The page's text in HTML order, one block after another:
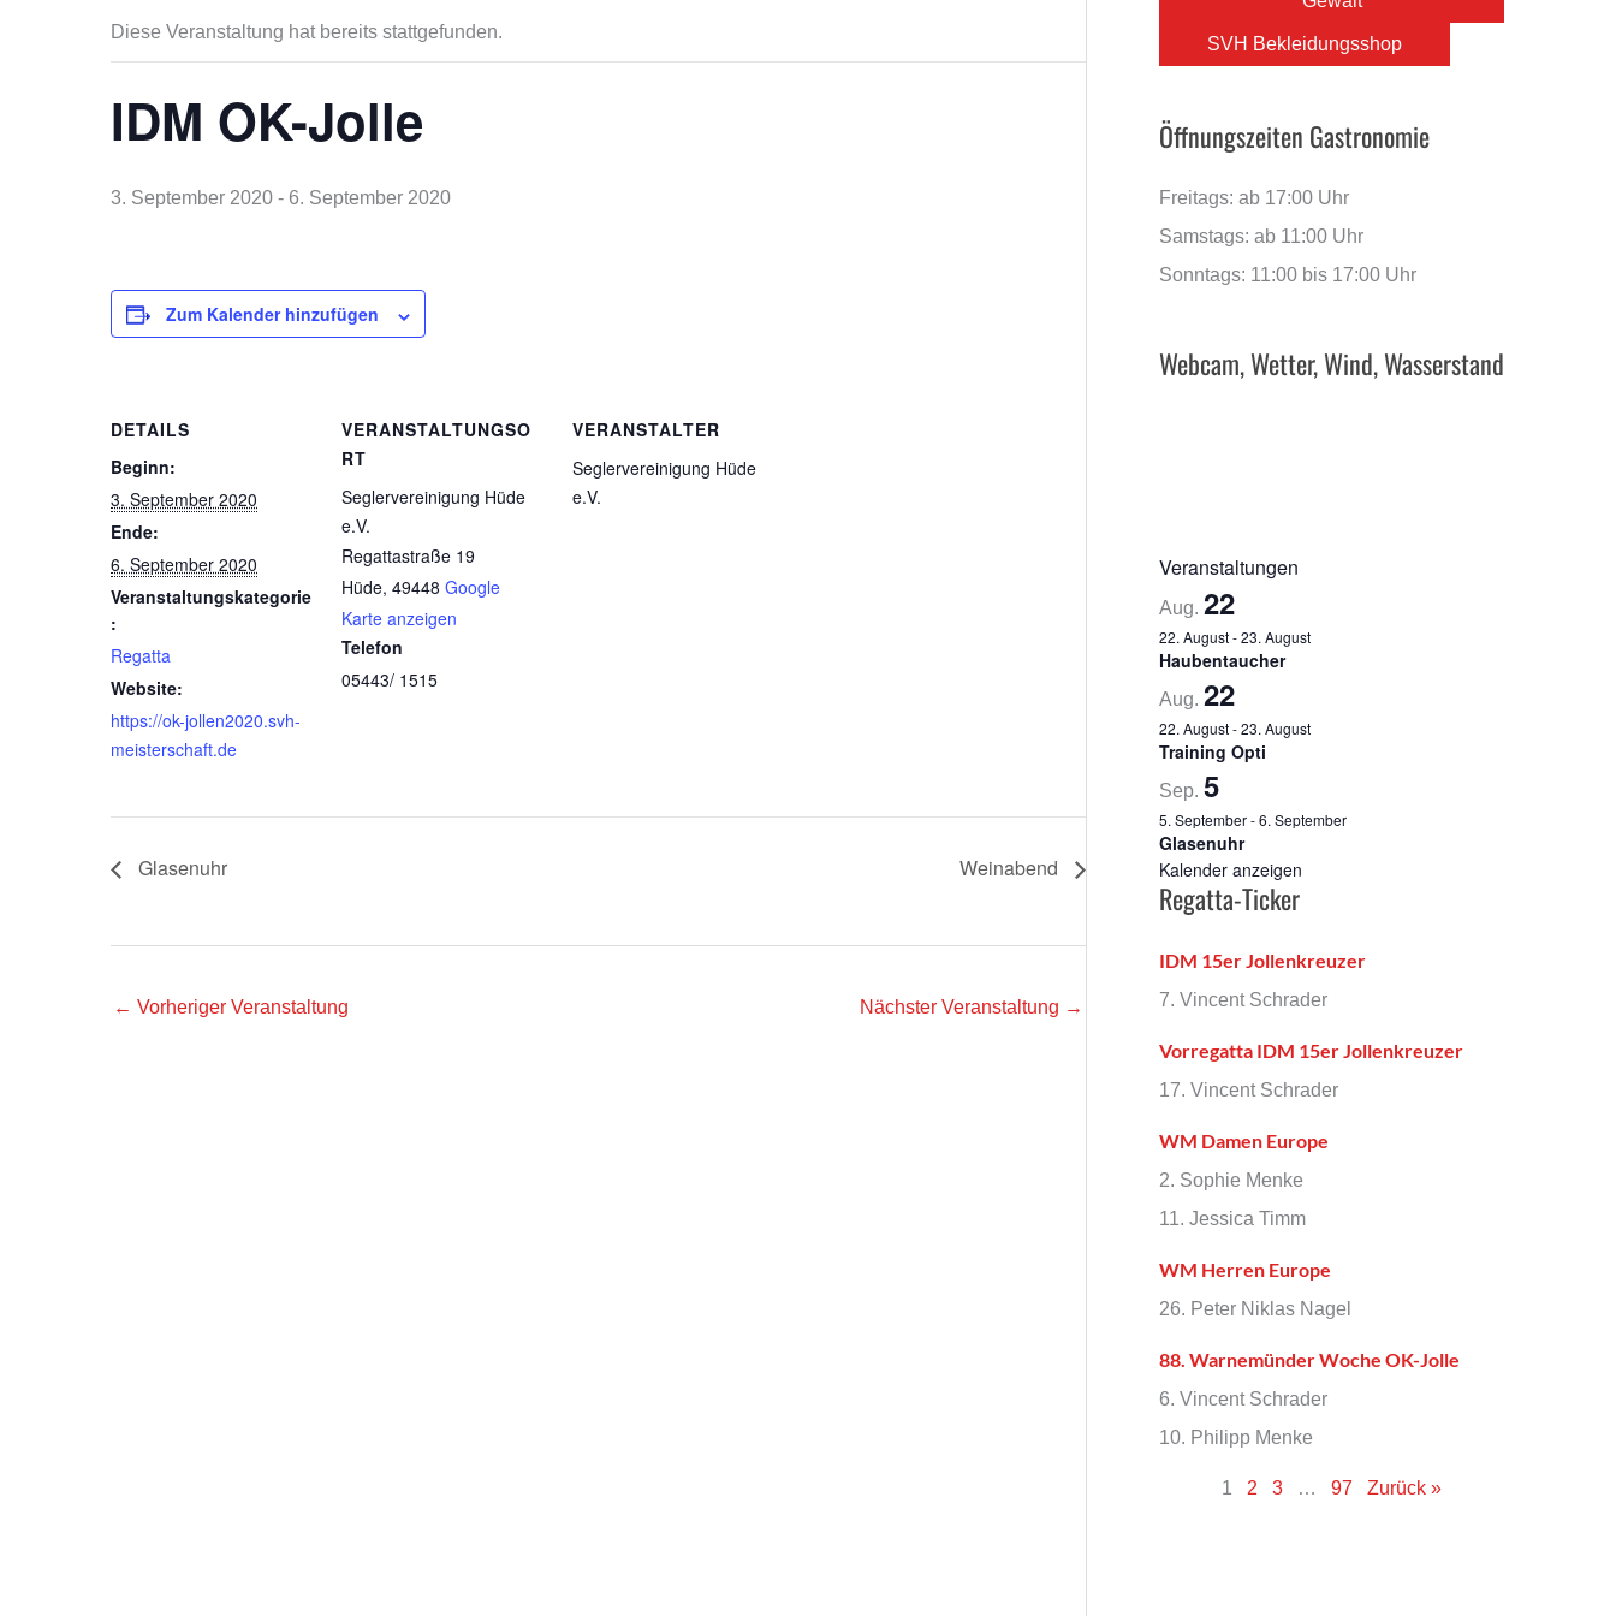
Diese Veranstaltung hat bereits stattgefunden.
IDM OK-Jolle
3. September 2020 - 6. September 2020
Zum Kalender hinzufügen
DETAILS
Beginn:
3. September 2020
Ende:
6. September 2020
Veranstaltungskategorie
:
Regatta
Website:
https://ok-jollen2020.svh-
meisterschaft.de
VERANSTALTUNGSO
RT
Seglervereinigung Hüde
e.V.
Regattastraße 19
Hüde, 49448 Google
Karte anzeigen
Telefon
05443/ 1515
VERANSTALTER
Seglervereinigung Hüde
e.V.
Glasenuhr Weinabend
← Vorheriger Veranstaltung Nächster Veranstaltung →
SVH Bekleidungsshop
Öffnungszeiten Gastronomie
Freitags: ab 17:00 Uhr
Samstags: ab 11:00 Uhr
Sonntags: 11:00 bis 17:00 Uhr
Webcam, Wetter, Wind, Wasserstand
Veranstaltungen
Aug. 22
22. August-23. August
Haubentaucher
Aug. 22
22. August-23. August
Training Opti
Sep. 5
5. September-6. September
Glasenuhr
Kalender anzeigen
Regatta-Ticker
IDM 15er Jollenkreuzer
7. Vincent Schrader
Vorregatta IDM 15er Jollenkreuzer
17. Vincent Schrader
WM Damen Europe
2. Sophie Menke
11. Jessica Timm
WM Herren Europe
26. Peter Niklas Nagel
88. Warnemünder Woche OK-Jolle
6. Vincent Schrader
10. Philipp Menke
1 2 3 … 97 Zurück »